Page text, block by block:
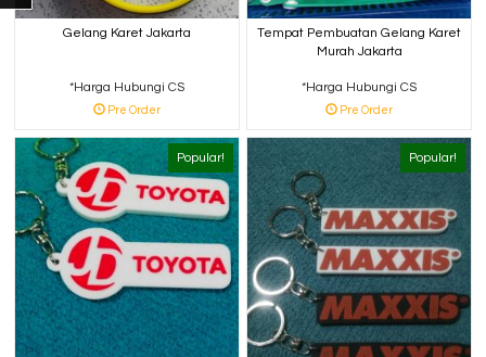
Gelang Karet Jakarta
*Harga Hubungi CS
Pre Order
Tempat Pembuatan Gelang Karet
Murah Jakarta
*Harga Hubungi CS
Pre Order
Popular! Popular!